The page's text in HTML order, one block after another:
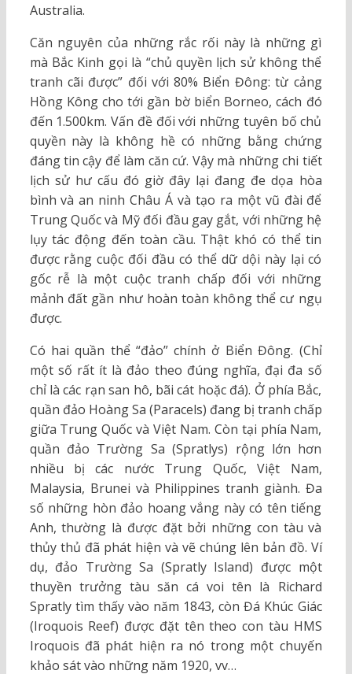
Australia.
Căn nguyên của những rắc rối này là những gì
mà Bắc Kinh gọi là “chủ quyền lịch sử không thể
tranh cãi được” đối với 80% Biển Đông: từ cảng
Hồng Kông cho tới gần bờ biển Borneo, cách đó
đến 1.500km. Vấn đề đối với những tuyên bố chủ
quyền này là không hề có những bằng chứng
đáng tin cậy để làm căn cứ. Vậy mà những chi tiết
lịch sử hư cấu đó giờ đây lại đang đe dọa hòa
bình và an ninh Châu Á và tạo ra một vũ đài để
Trung Quốc và Mỹ đối đầu gay gắt, với những hệ
lụy tác động đến toàn cầu. Thật khó có thể tin
được rằng cuộc đối đầu có thể dữ dội này lại có
gốc rễ là một cuộc tranh chấp đối với những
mảnh đất gần như hoàn toàn không thể cư ngụ
được.
Có hai quần thể “đảo” chính ở Biển Đông. (Chỉ
một số rất ít là đảo theo đúng nghĩa, đại đa số
chỉ là các rạn san hô, bãi cát hoặc đá). Ở phía Bắc,
quần đảo Hoàng Sa (Paracels) đang bị tranh chấp
giữa Trung Quốc và Việt Nam. Còn tại phía Nam,
quần đảo Trường Sa (Spratlys) rộng lớn hơn
nhiều bị các nước Trung Quốc, Việt Nam,
Malaysia, Brunei và Philippines tranh giành. Đa
số những hòn đảo hoang vắng này có tên tiếng
Anh, thường là được đặt bởi những con tàu và
thủy thủ đã phát hiện và vẽ chúng lên bản đồ. Ví
dụ, đảo Trường Sa (Spratly Island) được một
thuyền trưởng tàu săn cá voi tên là Richard
Spratly tìm thấy vào năm 1843, còn Đá Khúc Giác
(Iroquois Reef) được đặt tên theo con tàu HMS
Iroquois đã phát hiện ra nó trong một chuyến
khảo sát vào những năm 1920, vv…